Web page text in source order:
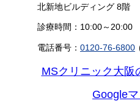
北新地ビルディング 8階
診療時間：10:00～20:00
電話番号： 0120-76-6800
MSクリニック大阪
Google